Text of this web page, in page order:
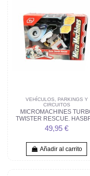
VEHÍCULOS, PARKINGS Y
CIRCUITOS
MICROMACHINES
TWISTER RESCUE.
49,95 €
Añadir al carrito